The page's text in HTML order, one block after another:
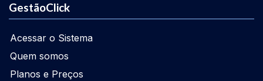
GestãoClick
Acessar o Sistema
Quem somos
Planos e Preços